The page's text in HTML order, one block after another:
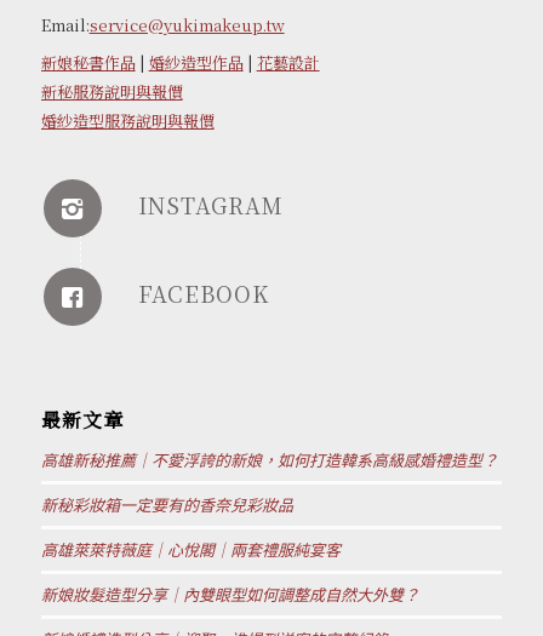
Email:service@yukimakeup.tw
新娘秘書作品| 婚紗造型作品| 花藝設計
新秘服務說明與報價
婚紗造型服務說明與報價
INSTAGRAM
FACEBOOK
最新文章
高雄新秘推薦｜不愛浮誇的新娘，如何打造韓系高級感婚禮造型？
新秘彩妝箱一定要有的香奈兒彩妝品
高雄萊萊特薇庭｜心悅閣｜兩套禮服純宴客
新娘妝髮造型分享｜內雙眼型如何調整成自然大外雙？